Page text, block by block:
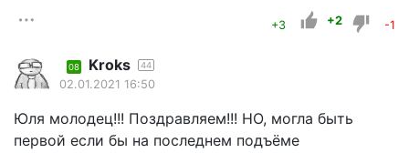
+3 +2 -1
08 Kroks 44
02.01.2021 16:50
Юля молодец!!! Поздравляем!!! НО, могла быть
первой если бы на последнем подъёме